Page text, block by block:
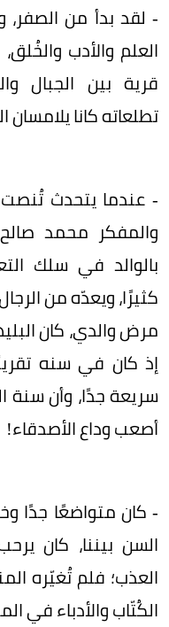
- لقد بدأ من
العلم والأدب
قرية بين الجبال
تطلعاته كانا يلامسان
- عندما يتحدث تُنصت
والمفكر محمد
بالوالد في سلك
كثيرًا، ويعدّه من
مرض والدي، كان
إذ كان في سنه
سريعة جدًا، وأن سنة
أصعب وداع الأصدقاء!
- كان متواضعًا جدًا
السن بيننا، كان
العذب؛ فلم تُغيّره
الكُتّاب والأدباء في